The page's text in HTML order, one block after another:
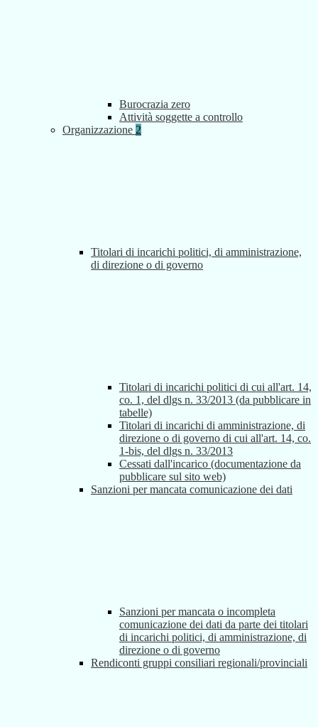
Burocrazia zero
Attività soggette a controllo
Organizzazione 2
Titolari di incarichi politici, di amministrazione,
di direzione o di governo
Titolari di incarichi politici di cui all'art. 14,
co. 1, del dlgs n. 33/2013 (da pubblicare in
tabelle)
Titolari di incarichi di amministrazione, di
direzione o di governo di cui all'art. 14, co.
1-bis, del dlgs n. 33/2013
Cessati dall'incarico (documentazione da
pubblicare sul sito web)
Sanzioni per mancata comunicazione dei dati
Sanzioni per mancata o incompleta
comunicazione dei dati da parte dei titolari
di incarichi politici, di amministrazione, di
direzione o di governo
Rendiconti gruppi consiliari regionali/provinciali